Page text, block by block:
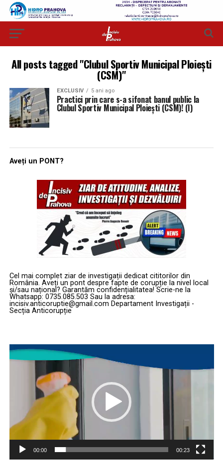
All posts tagged "Clubul Sportiv Municipal Ploieşti
(CSM)"
EXCLUSIV 5 ani ago
Practici prin care s-a sifonat banul public la
Clubul Sportiv Municipal Ploieşti (CSM)! (I)
Aveți un PONT?
Cel mai complet ziar de investigații dedicat cititorilor din
România. Aveți un pont despre fapte de corupție la nivel local
și/sau național? Garantăm confidențialitatea! Scrie-ne la
Whatsapp: 0735.085.503 Sau la adresa:
incisiv.anticoruptie@gmail.com Departament Investigații -
Secția Anticorupție
Player
video
00:00 00:23